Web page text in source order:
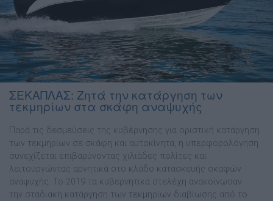
ΣΕΚΑΠΛΑΣ: Ζητά την κατάργηση των
τεκμηρίων στα σκάφη αναψυχής
Παρά τις δεσμεύσεις της κυβέρνησης για οριστική κατάργηση
των τεκμηρίων σε σκάφη και αυτοκίνητα, η υπερφορολόγηση
συνεχίζεται επιβαρύνοντας χιλιάδες πολίτες και
λειτουργώντας αρνητικά στο κλάδο κατασκευής σκαφών
αναψυχής. Το 2019 τα κυβερνητικά στελέχη ανακοίνωσαν
την σταδιακή κατάργηση των τεκμηρίων διαβίωσης από το